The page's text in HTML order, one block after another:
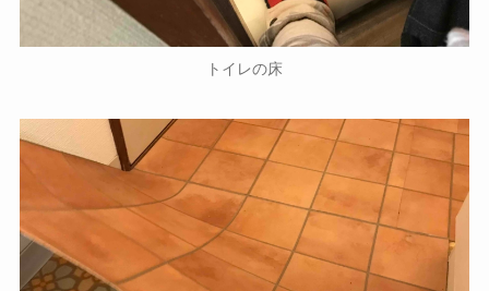
トイレの床